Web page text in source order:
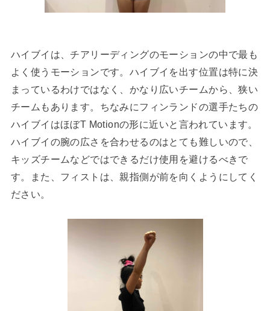
ハイブイは、チアリーディングのモーションの中で最も
よく使うモーションです。ハイブイを出す位置は特に決
まっているわけではなく、かなり広いチームから、狭い
チームもあります。ちなみにフィンランドの選手たちの
ハイブイはほぼT Motionの形に近いと言われています。
ハイブイの腕の広さを合わせるのはとても難しいので、
キッズチームなどではできるだけ使用を避けるべきで
す。また、フィストは、親指側が前を向くようにしてく
ださい。